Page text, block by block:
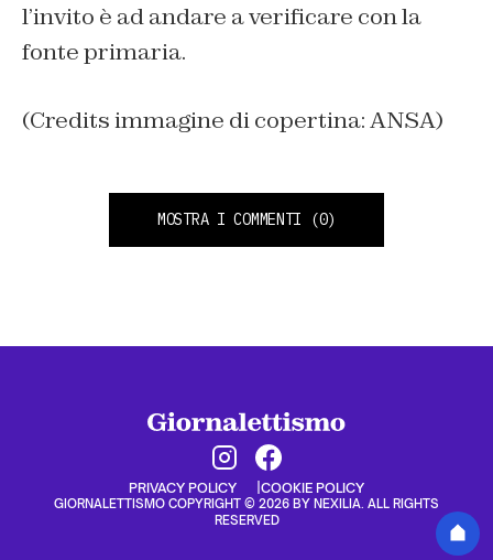
l’invito è ad andare a verificare con la
fonte primaria.
(Credits immagine di copertina: ANSA)
MOSTRA I COMMENTI (0)
PRIVACY POLICY COOKIE POLICY
GIORNALETTISMO COPYRIGHT © 2026 BY NEXILIA. ALL RIGHTS
RESERVED